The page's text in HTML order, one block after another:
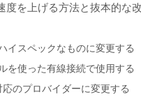
度を上げる方法と抜本的な
イスペックなものに変更する
を使った有線接続で使用する
のプロバイダーに変更する